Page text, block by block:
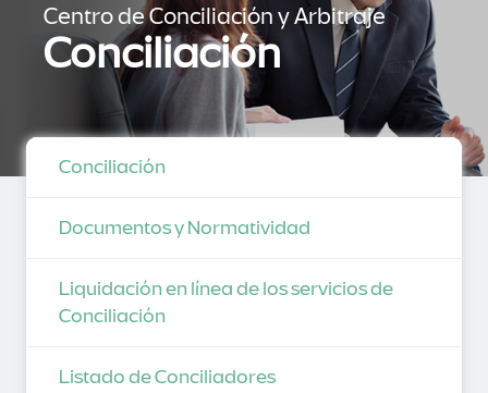
Centro de Conciliación y Arbitraje
Conciliación
Conciliación
Documentos y Normatividad
Liquidación en línea de los servicios de
Conciliación
Listado de Conciliadores